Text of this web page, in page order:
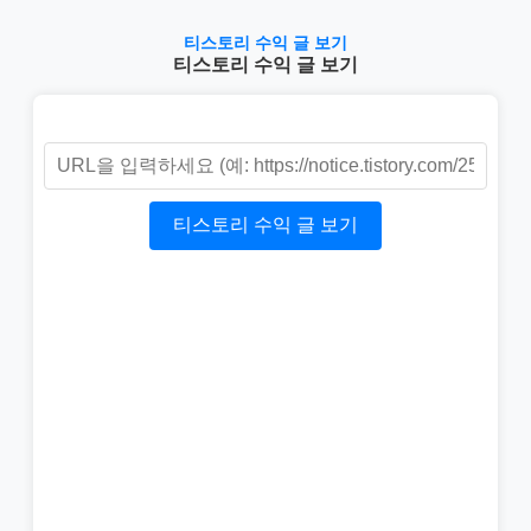
티스토리 수익 글 보기
티스토리 수익 글 보기
티스토리 수익 글 보기